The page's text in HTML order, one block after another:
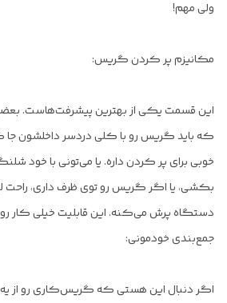
ولی مهم!
مکانیزم پر کردن گریس:
این قسمت یکی از بهترین پیشرفت‌هاست.
که باید گریس رو با کلی دردسر داخلشون جا
خوبی برای پر کردن داره. یا می‌تونی با خود
بکشی، یا اگر گریس رو توی ظرف داری، راحت
دستگاه پرش می‌کنه. این قابلیت خیلی کار
جمع‌بندی خودمونی:
اگر دنبال این هستی که گریس‌کاری رو از